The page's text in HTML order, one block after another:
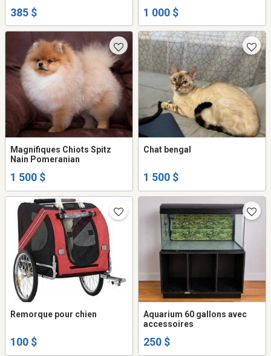
385 $ 1 000 $
Magnifiques Chiots Spitz
Nain Pomeranian
1 500 $
Chat bengal
1 500 $
Remorque pour chien
100 $
Aquarium 60 gallons avec
accessoires
250 $